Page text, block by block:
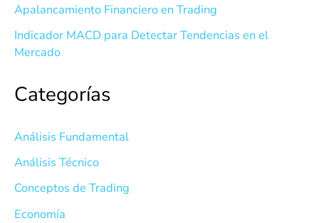
Apalancamiento Financiero en Trading
Indicador MACD para Detectar Tendencias en el
Mercado
Categorías
Análisis Fundamental
Análisis Técnico
Conceptos de Trading
Economía